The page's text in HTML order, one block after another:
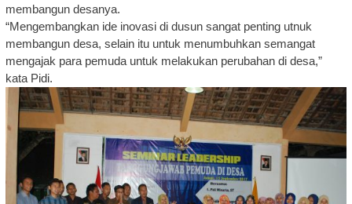
membangun desanya.
“Mengembangkan ide inovasi di dusun sangat penting utnuk
membangun desa, selain itu untuk menumbuhkan semangat
mengajak para pemuda untuk melakukan perubahan di desa,”
kata Pidi.